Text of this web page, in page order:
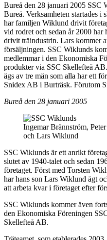
Bureå den 28 januari 2005 SSC
Bureå. Verksamheten startades i
har familjen Wiklund drivit
vid rodret och sedan år 2000 har
drivit träindustrin. Lars kommer
försäljningen. SSC Wiklunds
medlemmar i den Ekonomiska
produkter via SSC Skellefteå
ägs av tre män som alla har ett
Snidex AB i Burträsk. Förutom
Bureå den 28 januari 2005
Ingemar Brännström,
och Lars Wiklund
SSC Wiklunds är ett anrikt
slutet av 1940-talet och sedan
företaget. Först med Torsten
har hans son Lars Wiklund ägt
att arbeta kvar i företaget efter
SSC Wiklunds kommer även
den Ekonomiska Föreningen
Skellefteå AB.